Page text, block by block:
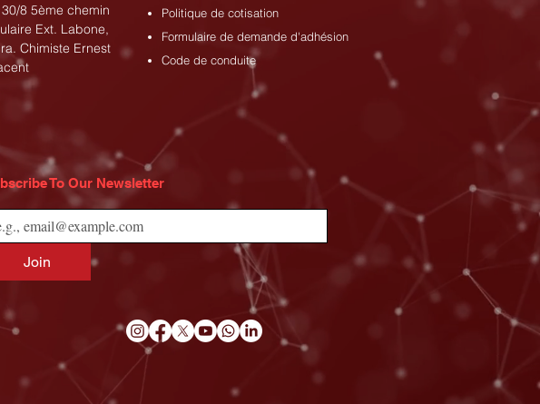
8 5ème chemin
Ext. Labone,
Chimiste Ernest
Politique de cotisation
Formulaire de demande d'adhésion
Code de conduite
Join
To Our Newsletter